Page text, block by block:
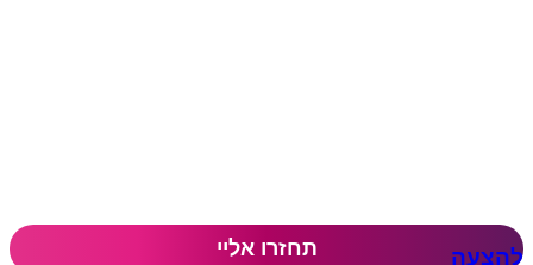
להצעה